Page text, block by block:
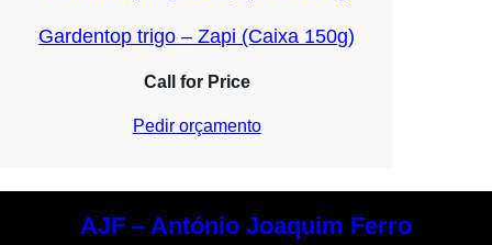
Gardentop trigo – Zapi (Caixa 150g)
Call for Price
Pedir orçamento
AJF – António Joaquim Ferro